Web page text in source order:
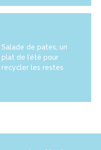
Salade de pates, un
plat de l’été pour
recycler les restes